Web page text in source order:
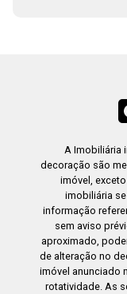
A Imobiliária
decoração são
imóvel,
imobiliária
informação
sem aviso
aproximado,
de alteração no
imóvel anunciado
rotatividade. As